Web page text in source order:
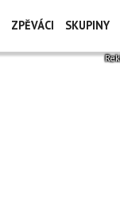
ZPĚVÁCI SKUPINY